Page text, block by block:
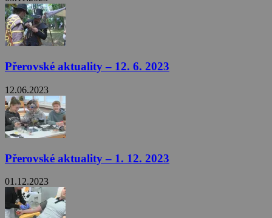
Přerovské aktuality – 12. 6. 2023
12.06.2023
Přerovské aktuality – 1. 12. 2023
01.12.2023